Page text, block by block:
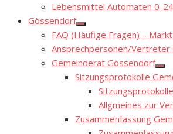
Lebensmittel Automaten 0-
Gössendorf
Show
sub
menu
FAQ (Häufige Fragen) –
Ansprechpersonen/
Gemeinderat Gössendorf
sub
Sitzungsprotokolle
Sitzungsprotokolle
Allgmeines zur
Zusammenfassung